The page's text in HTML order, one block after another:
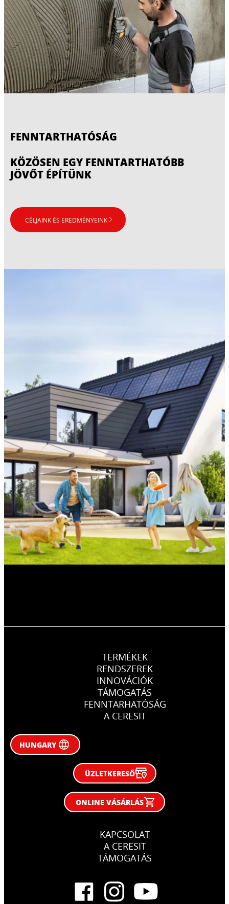
FENNTARTHATÓSÁG
KÖZÖSEN EGY FENNTARTHATÓBB
JÖVŐT ÉPÍTÜNK
CÉLJAINK ÉS EREDMÉNYEINK
TERMÉKEK
RENDSZEREK
INNOVÁCIÓK
TÁMOGATÁS
FENNTARHATÓSÁG
A CERESIT
HUNGARY
ÜZLETKERESŐ
ONLINE VÁSÁRLÁS
KAPCSOLAT
A CERESIT
TÁMOGATÁS